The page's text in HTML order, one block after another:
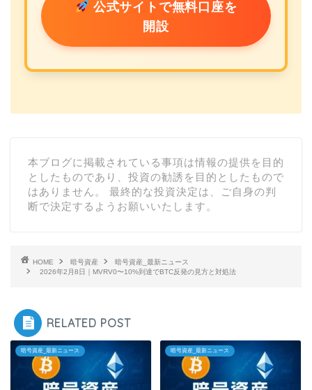
公式サイトで無料口座を
開設
本ブログに掲載されている事項は情報の提供を目的
としたものであり、投資の勧誘を目的としたもので
はありません。 最終的な投資決定は、ご自身の判
断で決定するようお願いいたします。
HOME 暗号資産
暗号資産_最新ニュース
2026年2月8日｜MVRV0〜10%到達でBTC反発の見方と対処法
RELATED POST
暗号資産_最新ニュース 暗号資産_最新ニュース